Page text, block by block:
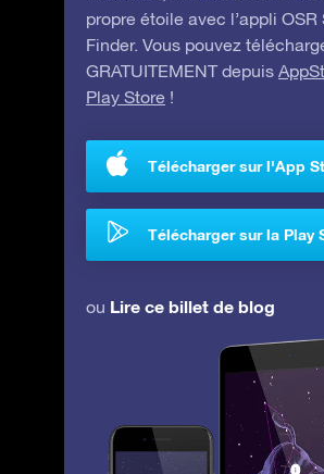
propre étoile avec l’appli OSR
Finder. Vous pouvez
GRATUITEMENT depuis
Play Store !
Télécharger sur l'App
Télécharger sur la Play
ou Lire ce billet de blog